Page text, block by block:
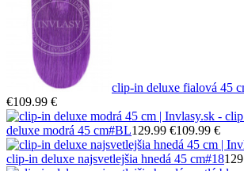
clip-in deluxe fialová 45
€109.99 €
deluxe modrá 45 cm#BL129.99 €109.99 €
clip-in deluxe najsvetlejšia hnedá 45 cm#18